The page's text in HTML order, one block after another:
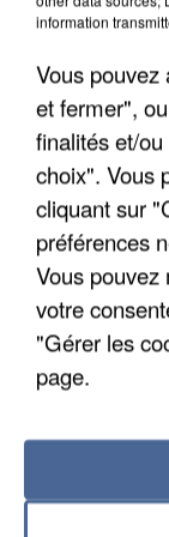
UNE
COULÉE DE
information
Vous pouvez
et fermer",
finalités et/
choix". Vous
cliquant sur
préférences
Vous pouvez
votre
"Gérer les
page.